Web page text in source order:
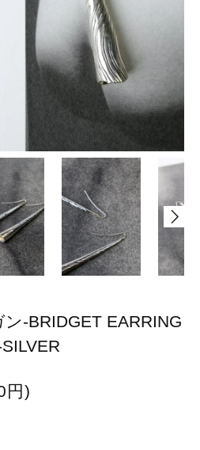
-BRIDGET EARRING
円)